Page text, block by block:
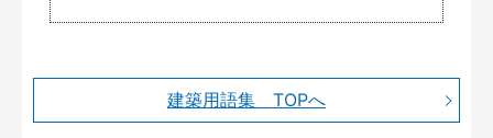
建築用語集 TOPへ